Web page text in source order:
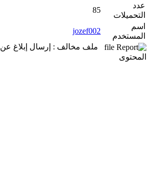
عدد
التحميلات
85
اسم
المستخدم
jozef002
ملف مخالف : إرسال إبلاغ عن
المحتوى